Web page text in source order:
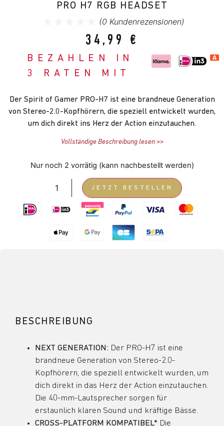
PRO H7 RGB HEADSET
(0Kundenrezensionen)
34,99 €
BEZAHLEN IN
3 RATEN MIT
Der Spirit of Gamer PRO-H7 ist eine brandneue Generation
von Stereo-2.0-Kopfhörern, die speziell entwickelt wurden,
um dich direkt ins Herz der Action einzutauchen.
Vollständige Beschreibung lesen >>
Nur noch 2 vorrätig (kann nachbestellt werden)
JETZT BESTELLEN
BESCHREIBUNG
NEXT GENERATION: Der PRO-H7 ist eine
brandneue Generation von Stereo-2.0-
Kopfhörern, die speziell entwickelt wurden, um
dich direkt in das Herz der Action einzutauchen.
Die 40-mm-Lautsprecher sorgen für
erstaunlich klaren Sound und kräftige Bässe.
CROSS-PLATFORM KOMPATIBEL* Die